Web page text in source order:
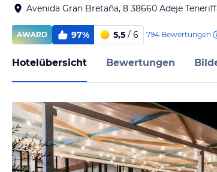
Avenida Gran Bretaña, 8 38660 Adeje
AWARD 97% 5,5 / 6 794 Bewertungen
Hotelübersicht Bewertungen